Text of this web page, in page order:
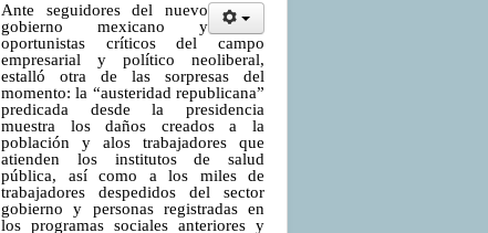
Ante seguidores del nuevo
gobierno mexicano y
oportunistas críticos del campo
empresarial y político neoliberal,
estalló otra de las sorpresas del
momento: la “austeridad republicana”
predicada desde la presidencia
muestra los daños creados a la
población y alos trabajadores que
atienden los institutos de salud
pública, así como a los miles de
trabajadores despedidos del sector
gobierno y personas registradas en
los programas sociales anteriores y